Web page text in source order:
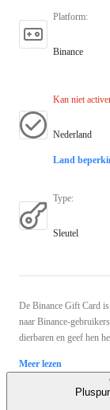
Platform:
Binance
Kan niet
Nederland
Land
Type:
Sleutel
De Binance Gift Card
naar Binance-
dierbaren en geef hen
Meer lezen